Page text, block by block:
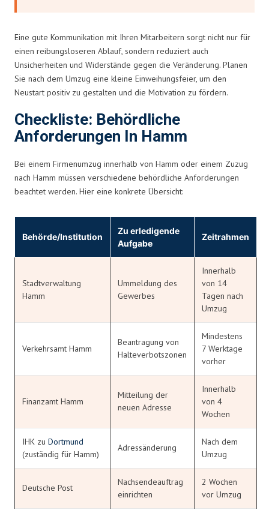
Eine gute Kommunikation mit Ihren Mitarbeitern sorgt nicht nur für
einen reibungsloseren Ablauf, sondern reduziert auch
Unsicherheiten und Widerstände gegen die Veränderung. Planen
Sie nach dem Umzug eine kleine Einweihungsfeier, um den
Neustart positiv zu gestalten und die Motivation zu fördern.
Checkliste: Behördliche
Anforderungen In Hamm
Bei einem Firmenumzug innerhalb von Hamm oder einem Zuzug
nach Hamm müssen verschiedene behördliche Anforderungen
beachtet werden. Hier eine konkrete Übersicht:
Behörde/Institution
Zu erledigende
Aufgabe
Zeitrahmen
Stadtverwaltung
Hamm
Ummeldung des
Gewerbes
Innerhalb
von 14
Tagen nach
Umzug
Verkehrsamt Hamm
Beantragung von
Halteverbotszonen
Mindestens
7 Werktage
vorher
Finanzamt Hamm
Mitteilung der
neuen Adresse
Innerhalb
von 4
Wochen
IHK zu Dortmund
(zuständig für Hamm)
Adressänderung
Nach dem
Umzug
Deutsche Post
Nachsendeauftrag
einrichten
2 Wochen
vor Umzug